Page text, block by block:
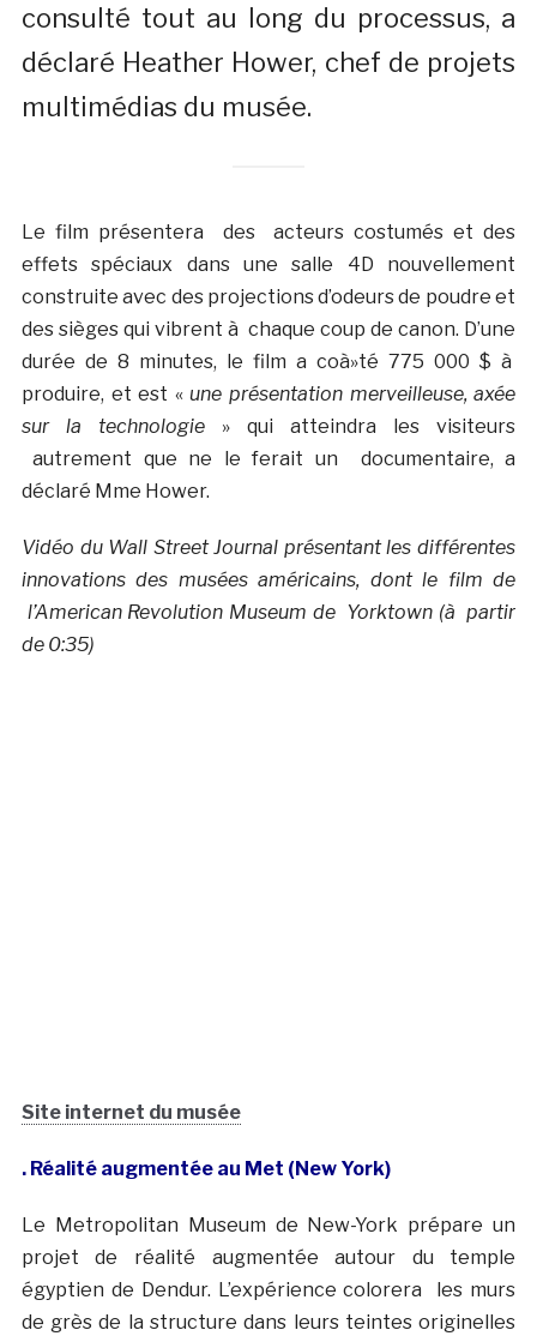
consulté tout au long du processus, a
déclaré Heather Hower, chef de projets
multimédias du musée.
Le film présentera des acteurs costumés et des
effets spéciaux dans une salle 4D nouvellement
construite avec des projections d’odeurs de poudre et
des sièges qui vibrent à chaque coup de canon. D’une
durée de 8 minutes, le film a coà»té 775 000 $ à
produire, et est «une présentation merveilleuse, axée
sur la technologie» qui atteindra les visiteurs
autrement que ne le ferait un documentaire, a
déclaré Mme Hower.
Vidéo du Wall Street Journal présentant les différentes
innovations des musées américains, dont le film de
l’American Revolution Museum de Yorktown (à partir
de 0:35)
Site internet du musée
. Réalité augmentée au Met (New York)
Le Metropolitan Museum de New-York prépare un
projet de réalité augmentée autour du temple
égyptien de Dendur. L’expérience colorera les murs
de grès de la structure dans leurs teintes originelles